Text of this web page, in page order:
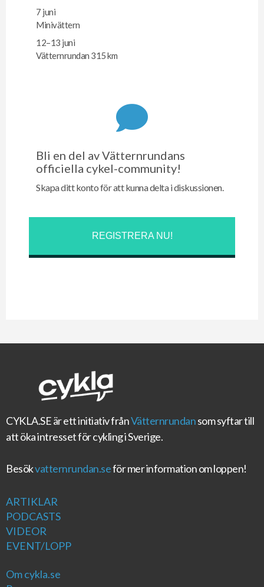
7 juni
Minivättern
12–13 juni
Vätternrundan 315 km
Bli en del av Vätternrundans
officiella cykel-community!
Skapa ditt konto för att kunna delta i diskussionen.
REGISTRERA NU!
CYKLA.SEär ett initiativ frånVätternrundansom syftar till
att öka intresset för cykling i Sverige.
Besökvatternrundan.seför mer information om loppen!
ARTIKLAR
PODCASTS
VIDEOR
EVENT/LOPP
Om cykla.se